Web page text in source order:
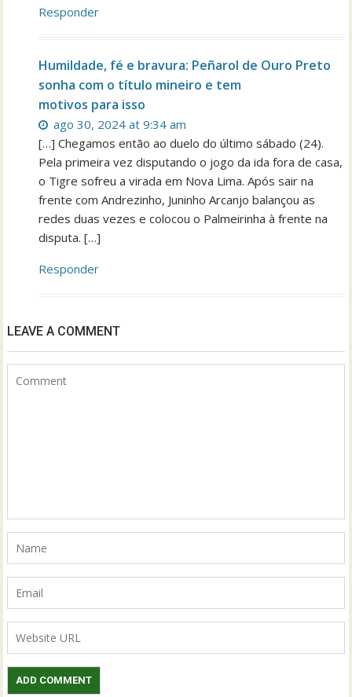
Responder
Humildade, fé e bravura: Peñarol de Ouro Preto
sonha com o título mineiro e tem
motivos para isso
ago 30, 2024 at 9:34 am
[…] Chegamos então ao duelo do último sábado (24).
Pela primeira vez disputando o jogo da ida fora de casa,
o Tigre sofreu a virada em Nova Lima. Após sair na
frente com Andrezinho, Juninho Arcanjo balançou as
redes duas vezes e colocou o Palmeirinha à frente na
disputa. […]
Responder
LEAVE A COMMENT